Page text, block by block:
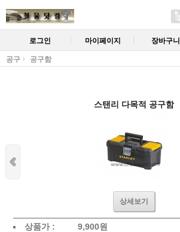
로그인 마이페이지 장바구니
공구 공구함
스탠리 다목적 공구함
상세보기
상품가 : 9,900원